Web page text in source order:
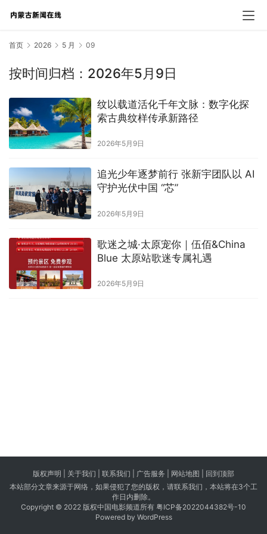
首页 2026 5 月 09
按时间归档：2026年5月9日
纹以载道活化千年文脉：数字化探
索古典纹样传承新路径
2026年5月9日
追光少年逐梦前行 张新宇团队以 AI
守护光伏中国 “芯”
2026年5月9日
歌迷之城·太原宠你｜伍佰&China
Blue 太原站歌迷专属礼遇
2026年5月9日
版权声明 | 关于我们 联系我们 | 广告服务 | 网站地图 | 回到顶部
本站部分文章来源于网络，如果侵犯了您的版权，请联系我们，本站将在3个工
作日内删除。
Copyright © 2022 版权中国电影频道所有 粤ICP备2022044382号-10
Powered by WordPress